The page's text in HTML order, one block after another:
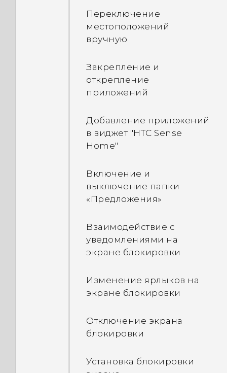
Что делать, если я забыл
пароль, PIN-код или
экрана в моем телефоне?
Что делать, если мой
украден?
Что такое
блокировка» и как ее
с запросом пароля для
телефона при
сообщение о том, что
функции защиты
активны. Что такое защита
Переключение
местоположений
вручную
Закрепление и
открепление
приложений
Добавление приложений
в виджет "HTC Sense
Home"
Включение и
выключение папки
«Предложения»
Взаимодействие с
уведомлениями на
экране блокировки
Изменение ярлыков на
экране блокировки
Отключение экрана
блокировки
Установка блокировки